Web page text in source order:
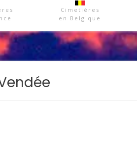
Cimetières
en Belgique